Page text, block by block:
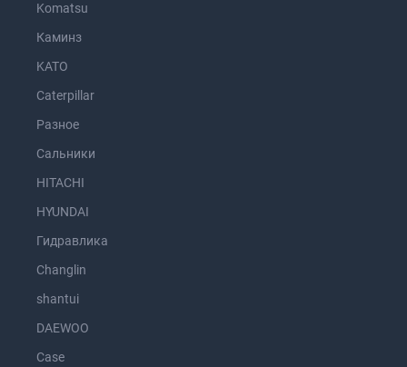
Komatsu
Каминз
KATO
Caterpillar
Разное
Сальники
HITACHI
HYUNDAI
Гидравлика
Changlin
shantui
DAEWOO
Case